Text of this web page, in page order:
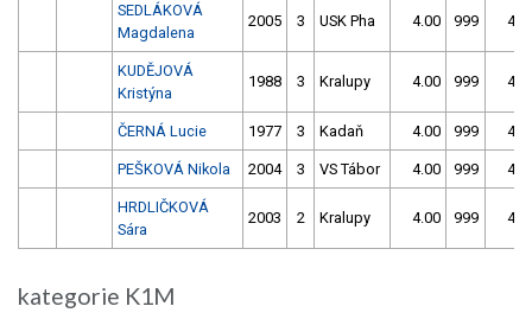
SEDLÁKOVÁ
Magdalena
2005 3 USK Pha 4.00 999
KUDĚJOVÁ
Kristýna
1988 3 Kralupy 4.00 999
ČERNÁ Lucie 1977 3 Kadaň 4.00 999
PEŠKOVÁ Nikola 2004 3 VS Tábor 4.00 999
HRDLIČKOVÁ
Sára
2003 2 Kralupy 4.00 999
kategorie K1M